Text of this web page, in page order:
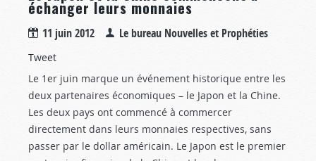
échanger leurs monnaies
11 juin 2012 Le bureau Nouvelles et Prophéties
Tweet
Le 1er juin marque un événement historique entre les
deux partenaires économiques – le Japon et la Chine.
Les deux pays ont commencé à commercer
directement dans leurs monnaies respectives, sans
passer par le dollar américain. Le Japon est le premier